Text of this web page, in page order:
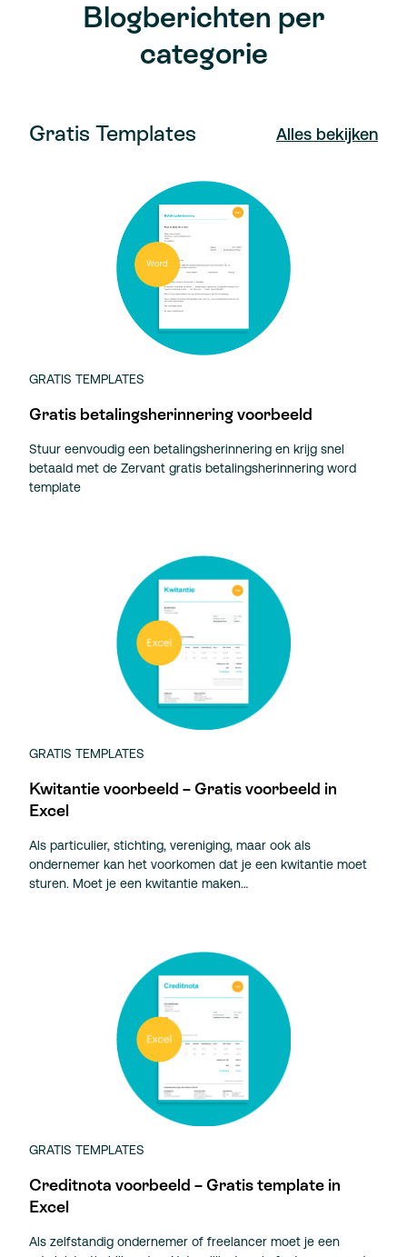
Blogberichten per
categorie
Gratis Templates Alles bekijken
GRATIS TEMPLATES
Gratis betalingsherinnering voorbeeld
Stuur eenvoudig een betalingsherinnering en krijg snel
betaald met de Zervant gratis betalingsherinnering word
template
GRATIS TEMPLATES
Kwitantie voorbeeld – Gratis voorbeeld in
Excel
Als particulier, stichting, vereniging, maar ook als
ondernemer kan het voorkomen dat je een kwitantie moet
sturen. Moet je een kwitantie maken…
GRATIS TEMPLATES
Creditnota voorbeeld – Gratis template in
Excel
Als zelfstandig ondernemer of freelancer moet je een